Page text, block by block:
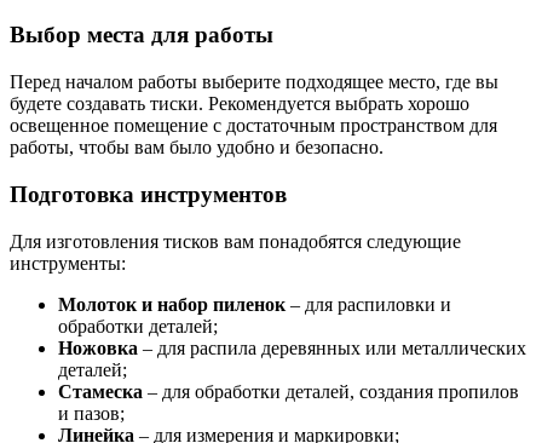
Выбор места для работы
Перед началом работы выберите подходящее место, где вы
будете создавать тиски. Рекомендуется выбрать хорошо
освещенное помещение с достаточным пространством для
работы, чтобы вам было удобно и безопасно.
Подготовка инструментов
Для изготовления тисков вам понадобятся следующие
инструменты:
Молоток и набор пиленок – для распиловки и
обработки деталей;
Ножовка – для распила деревянных или металлических
деталей;
Стамеска – для обработки деталей, создания пропилов
и пазов;
Линейка – для измерения и маркировки;